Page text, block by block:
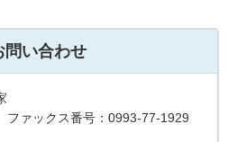
問い合わせ
ファックス番号：0993-77-1929